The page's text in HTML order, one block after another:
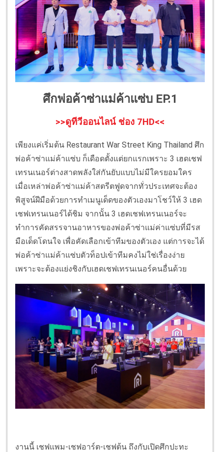
ศึกพ่อค้าซ่าแม่ค้าแซ่บ EP.1
>>ดูทีวีออนไลน์ ช่อง 7HD<<
เพียงแค่เริ่มต้น Restaurant War Street King Thailand ศึก
พ่อค้าซ่าแม่ค้าแซ่บ ก็เดือดตั้งแต่ยกแรกเพราะ 3 เฮดเชฟ
เทรนเนอร์ต่างสาดพลังใส่กันยับแบบไม่มีใครยอมใคร
เมื่อเหล่าพ่อค้าซ่าแม่ค้าสตรีตฟูดจากทั่วประเทศจะต้อง
พิสูจน์ฝีมือด้วยการทำเมนูเด็ดของตัวเองมาโชว์ให้ 3 เฮด
เชฟเทรนเนอร์ได้ชิม จากนั้น 3 เฮดเชฟเทรนเนอร์จะ
ทำการคัดสรรจานอาหารของพ่อค้าซ่าแม่ค่าแซ่บที่มีรส
มือเด็ดโดนใจ เพื่อคัดเลือกเข้าทีมของตัวเอง แต่การจะได้
พ่อค้าซ่าแม่ค้าแซ่บตัวท็อปเข้าทีมคงไม่ใช่เรื่องง่าย
เพราะจะต้องแย่งชิงกับเฮดเชฟเทรนเนอร์คนอื่นด้วย
งานนี้ เชฟแพม-เชฟอาร์ต-เชฟต้น ถึงกับเปิดศึกปะทะ